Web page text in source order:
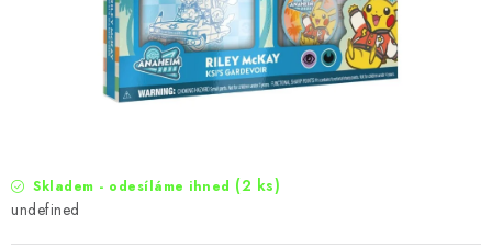
Skladem - odesíláme ihned (2 ks)
undefined